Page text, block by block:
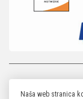
MP-ELEKTRONIKA
Unatoč tome, ne
Naša web stranica